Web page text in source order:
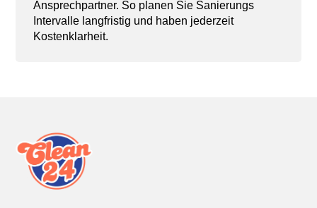
Ansprechpartner. So planen Sie Sanierungs
Intervalle langfristig und haben jederzeit
Kostenklarheit.